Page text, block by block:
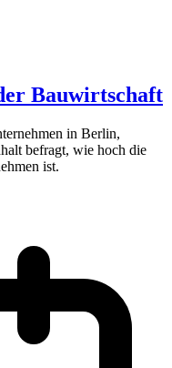
Bauwirtschaft
in Berlin,
befragt, wie hoch die
ist.